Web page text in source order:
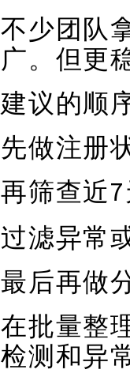
不少团队
广。但更
建议的顺
先做注册
再筛查近
过滤异常
最后再做
在批量整
检测和异